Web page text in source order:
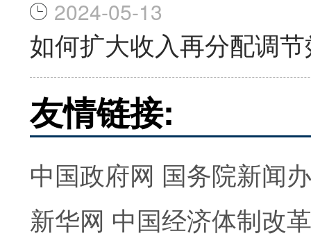
2024-05-13
如何扩大收入再分配调
友情链接:
中国政府网 国务院新闻
新华网 中国经济体制改